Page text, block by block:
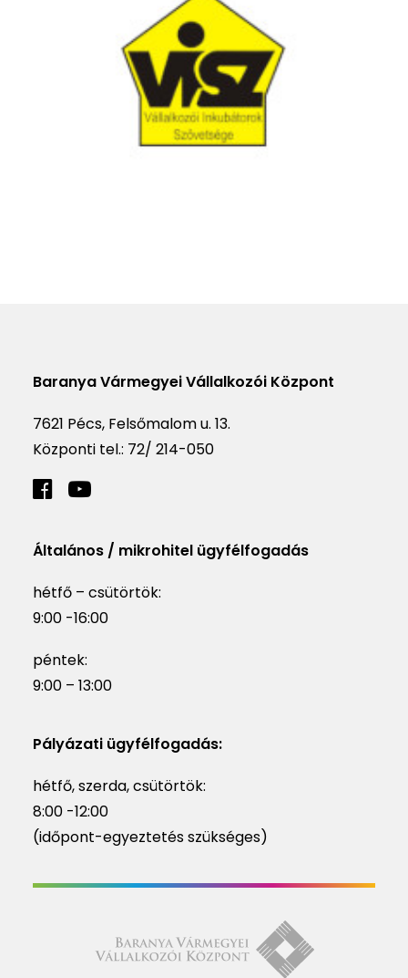
Baranya Vármegyei Vállalkozói Központ
7621 Pécs, Felsőmalom u. 13.
Központi tel.: 72/ 214-050
Általános / mikrohitel ügyfélfogadás
hétfő – csütörtök:
9:00 -16:00
péntek:
9:00 – 13:00
Pályázati ügyfélfogadás:
hétfő, szerda, csütörtök:
8:00 -12:00
(időpont-egyeztetés szükséges)